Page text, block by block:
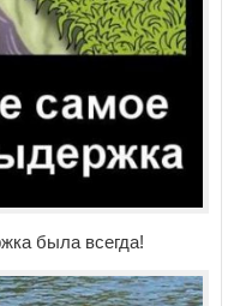
была всегда!